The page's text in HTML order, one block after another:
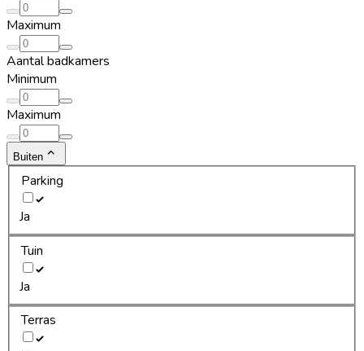
Maximum
Aantal badkamers
Minimum
Maximum
Buiten
Parking
Ja
Tuin
Ja
Terras